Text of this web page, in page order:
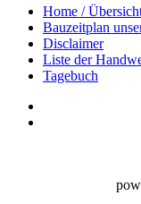
Home /
Bauzeitplan
Disclaimer
Liste der
Tagebuch